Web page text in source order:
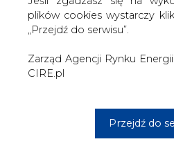
plików cookies wystarczy
„Przejdź do serwisu”.
Zarząd Agencji Rynku
CIRE.pl
Przejdź do
proc. więcej niż w 2019 r.,
wzroście od ponad 20 lat. .
Ten poziom corocznych
normą" w latach 2021 i
Ogólnie rzecz biorąc, IEA